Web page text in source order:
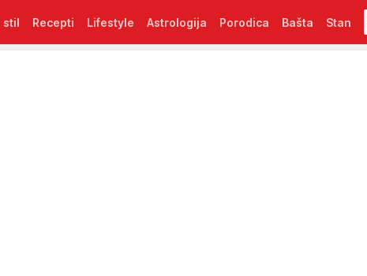
stil Recepti Lifestyle Astrologija Porodica Bašta Stan